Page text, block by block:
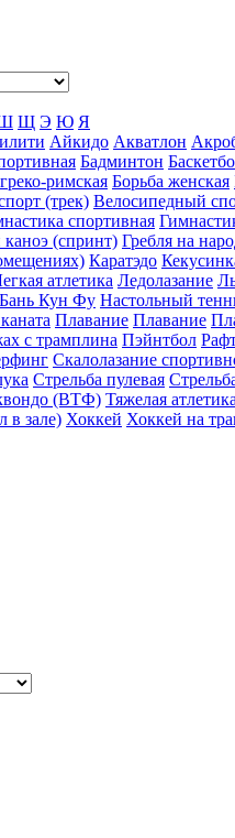
Щ Э Ю Я
Айкидо Акватлон
Бадминтон
римская Борьба женская
(трек) Велосипедный
спортивная
каноэ (спринт) Гребля на
Каратэдо
атлетика Ледолазание
Кун Фу Настольный
Плавание Плавание
с трамплина Пэйнтбол
Скалолазание
Стрельба пулевая
(ВТФ) Тяжелая атлетика
в зале) Хоккей Хоккей на